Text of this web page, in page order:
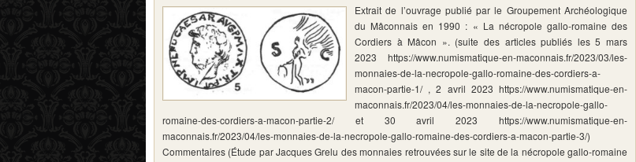
Extrait de l’ouvrage publié par le Groupement Archéologique
du Mâconnais en 1990 : « La nécropole gallo-romaine des
Cordiers à Mâcon ». (suite des articles publiés les 5 mars
2023 https://www.numismatique-en-maconnais.fr/2023/03/les-
monnaies-de-la-necropole-gallo-romaine-des-cordiers-a-
macon-partie-1/ , 2 avril 2023 https://www.numismatique-en-
maconnais.fr/2023/04/les-monnaies-de-la-necropole-gallo-
romaine-des-cordiers-a-macon-partie-2/ et 30 avril 2023 https://www.numismatique-en-
maconnais.fr/2023/04/les-monnaies-de-la-necropole-gallo-romaine-des-cordiers-a-macon-partie-3/)
Commentaires (Étude par Jacques Grelu des monnaies retrouvées sur le site de la nécropole gallo-romaine